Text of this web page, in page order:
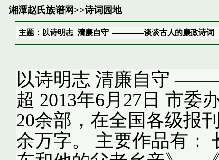
湘潭赵氏族谱网>>诗词园地
主题：以诗明志 清廉自守 ————谈谈古人的廉政诗词
以诗明志 清廉自守
超 2013年6月27日 市委
20余部，在全国各级报
余万字。 主要作品有：